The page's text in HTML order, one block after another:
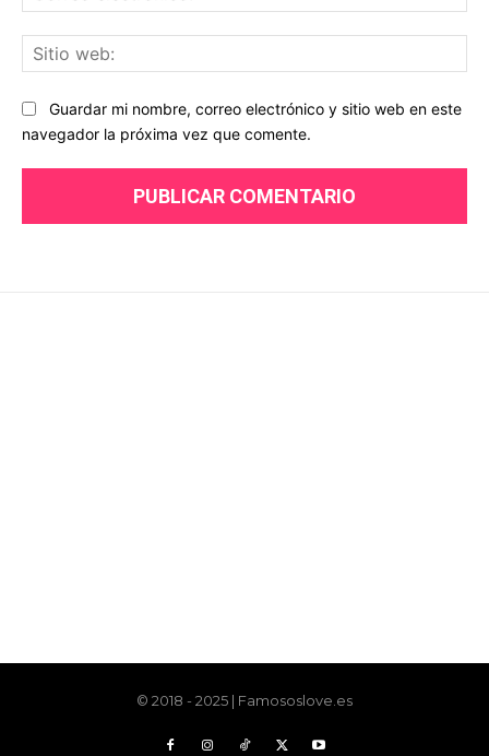
© 2018 - 2025 | Famososlove.es